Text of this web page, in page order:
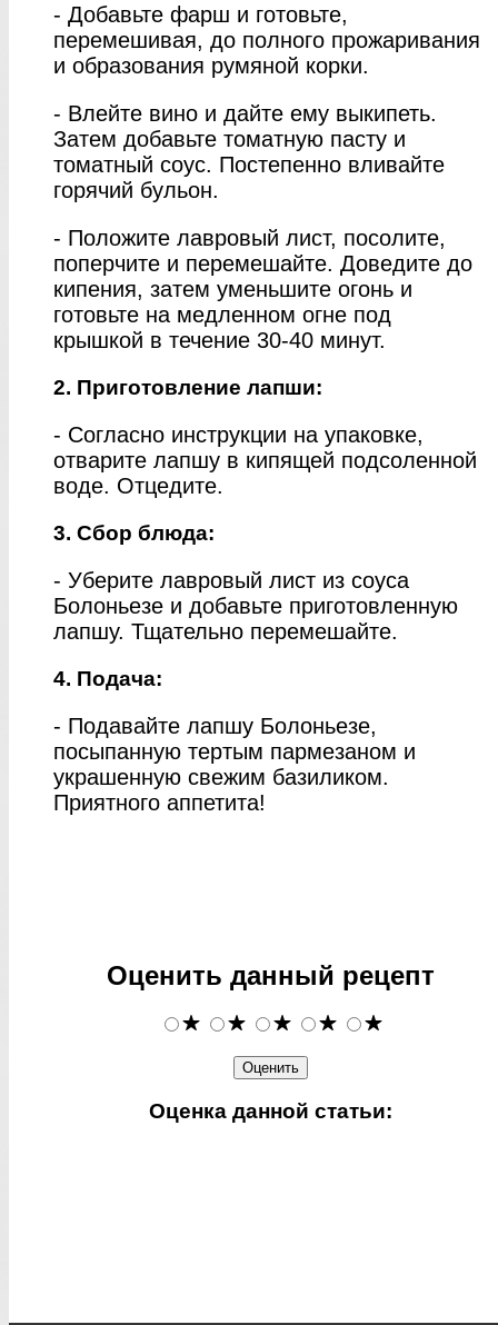
- Добавьте фарш и готовьте,
перемешивая, до полного прожаривания
и образования румяной корки.
- Влейте вино и дайте ему выкипеть.
Затем добавьте томатную пасту и
томатный соус. Постепенно вливайте
горячий бульон.
- Положите лавровый лист, посолите,
поперчите и перемешайте. Доведите до
кипения, затем уменьшите огонь и
готовьте на медленном огне под
крышкой в течение 30-40 минут.
2. Приготовление лапши:
- Согласно инструкции на упаковке,
отварите лапшу в кипящей подсоленной
воде. Отцедите.
3. Сбор блюда:
- Уберите лавровый лист из соуса
Болоньезе и добавьте приготовленную
лапшу. Тщательно перемешайте.
4. Подача:
- Подавайте лапшу Болоньезе,
посыпанную тертым пармезаном и
украшенную свежим базиликом.
Приятного аппетита!
Оценить данный рецепт
Оценка данной статьи: